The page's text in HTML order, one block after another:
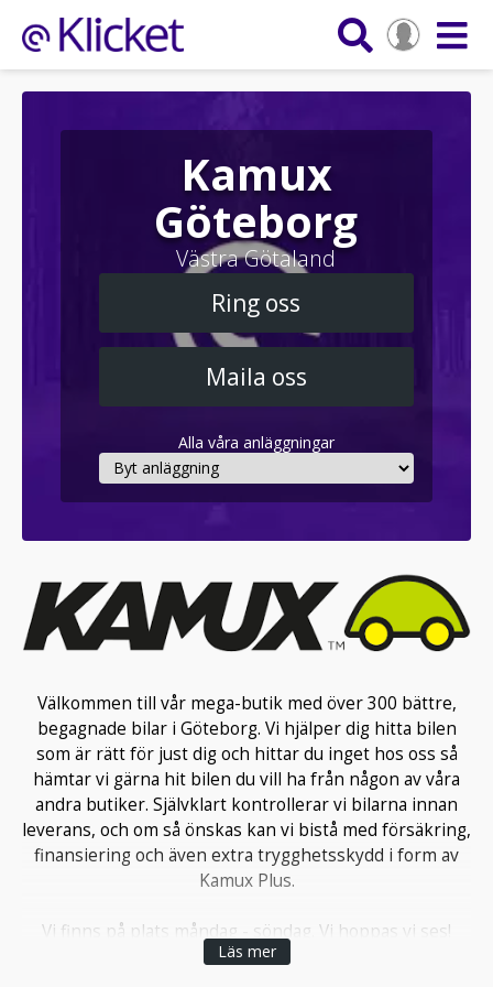
Kamux
Göteborg
Västra Götaland
Ring oss
Maila oss
Alla våra anläggningar
Välkommen till vår mega-butik med över 300 bättre,
begagnade bilar i Göteborg. Vi hjälper dig hitta bilen
som är rätt för just dig och hittar du inget hos oss så
hämtar vi gärna hit bilen du vill ha från någon av våra
andra butiker. Självklart kontrollerar vi bilarna innan
leverans, och om så önskas kan vi bistå med försäkring,
finansiering och även extra trygghetsskydd i form av
Kamux Plus.
Vi finns på plats måndag - söndag. Vi hoppas vi ses!
Läs mer